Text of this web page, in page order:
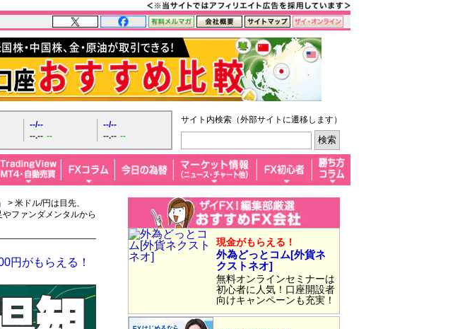
--/--
--.-- --
--/--
--.-- --
サイト内検索（外部サイトに遷移します）
> 米ドル/円は目先、
ファンダメンタルから
円がもらえる！
現金がもらえる！
外為どっとコム[外貨ネ
クストネオ]
無料オンラインセミナーは
初心者に人気！口座開設者
向けキャンペーンも充実！